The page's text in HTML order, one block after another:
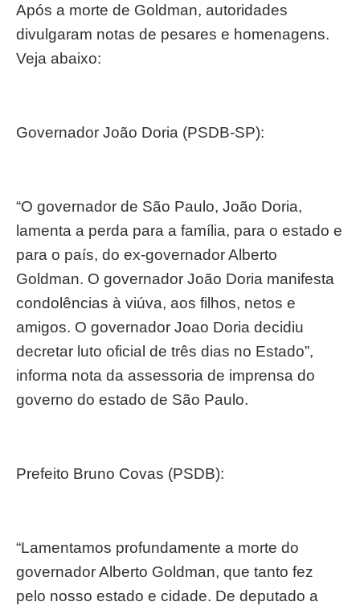
Após a morte de Goldman, autoridades
divulgaram notas de pesares e homenagens.
Veja abaixo:
Governador João Doria (PSDB-SP):
“O governador de São Paulo, João Doria,
lamenta a perda para a família, para o estado e
para o país, do ex-governador Alberto
Goldman. O governador João Doria manifesta
condolências à viúva, aos filhos, netos e
amigos. O governador Joao Doria decidiu
decretar luto oficial de três dias no Estado”,
informa nota da assessoria de imprensa do
governo do estado de São Paulo.
Prefeito Bruno Covas (PSDB):
“Lamentamos profundamente a morte do
governador Alberto Goldman, que tanto fez
pelo nosso estado e cidade. De deputado a